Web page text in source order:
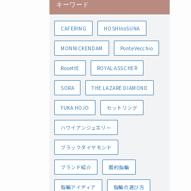
キーワード
CAFERING HOSHInoSUNA
MONNICKENDAM PonteVecchio
RosettE ROYAL ASSCHER
SORA THE LAZARE DIAMOND
YUKA HOJO セットリング
ハワイアンジュエリー
ブラックダイヤモンド
ブランド紹介 婚約指輪
指輪アイディア 指輪の選び方